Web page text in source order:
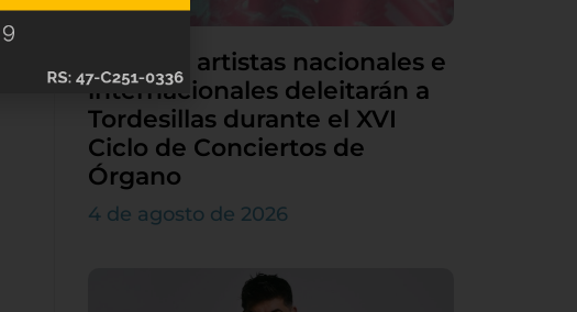
Grandes artistas nacionales e
internacionales deleitarán a
Tordesillas durante el XVI
Ciclo de Conciertos de
Órgano
4 de agosto de 2026